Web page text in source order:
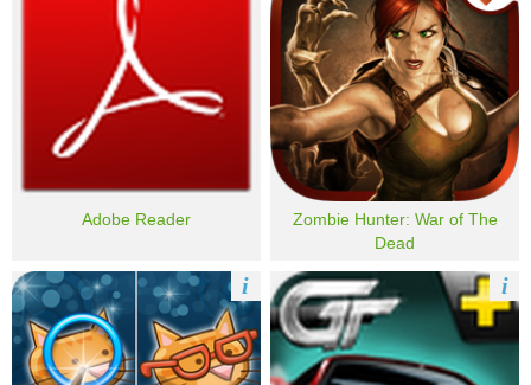
Adobe Reader
Zombie Hunter: War of The
Dead
i i